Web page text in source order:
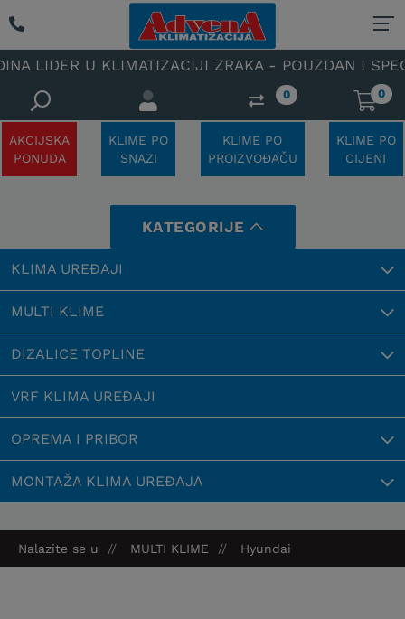
U KLIMATIZACIJI ZRAKA - POUZDAN I
0 0
AKCIJSKA
PONUDA
KLIME PO
SNAZI
KLIME PO
PROIZVOĐAČU
KLIME PO
CIJENI
KATEGORIJE
KLIMA UREĐAJI
MULTI KLIME
DIZALICE TOPLINE
VRF KLIMA UREĐAJI
OPREMA I PRIBOR
MONTAŽA KLIMA UREĐAJA
Nalazite se u MULTI KLIME Hyundai